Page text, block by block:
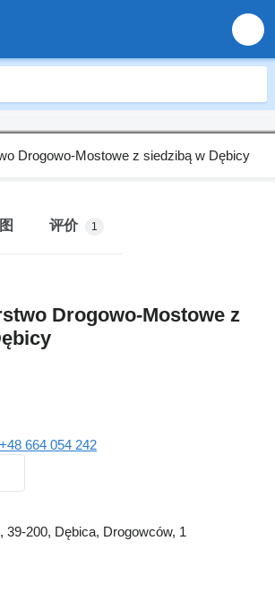
评价 1
Drogowo-Mostowe z
+48 664 054 242
39-200, Dębica, Drogowców, 1